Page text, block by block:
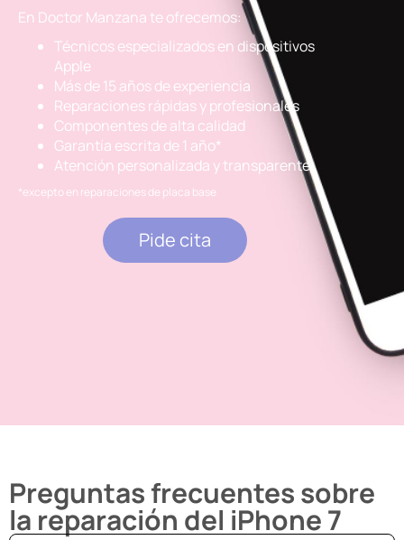
En Doctor Manzana te ofrecemos:
Técnicos especializados en dispositivos
Apple
Más de 15 años de experiencia
Reparaciones rápidas y profesionales
Componentes de alta calidad
Garantía escrita de 1 año*
Atención personalizada y transparente
*excepto en reparaciones de placa base
Pide cita
Preguntas frecuentes sobre
la reparación del iPhone 7